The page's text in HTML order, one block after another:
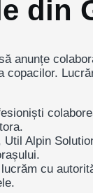
din
anunțe
Util Alpin
lucrăm cu